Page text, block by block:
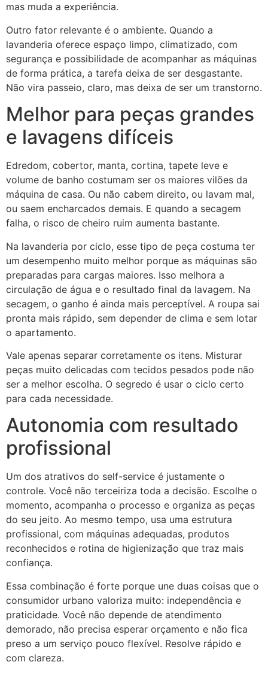
mas muda a experiência.
Outro fator relevante é o ambiente. Quando a
lavanderia oferece espaço limpo, climatizado, com
segurança e possibilidade de acompanhar as máquinas
de forma prática, a tarefa deixa de ser desgastante.
Não vira passeio, claro, mas deixa de ser um transtorno.
Melhor para peças grandes
e lavagens difíceis
Edredom, cobertor, manta, cortina, tapete leve e
volume de banho costumam ser os maiores vilões da
máquina de casa. Ou não cabem direito, ou lavam mal,
ou saem encharcados demais. E quando a secagem
falha, o risco de cheiro ruim aumenta bastante.
Na lavanderia por ciclo, esse tipo de peça costuma ter
um desempenho muito melhor porque as máquinas são
preparadas para cargas maiores. Isso melhora a
circulação de água e o resultado final da lavagem. Na
secagem, o ganho é ainda mais perceptível. A roupa sai
pronta mais rápido, sem depender de clima e sem lotar
o apartamento.
Vale apenas separar corretamente os itens. Misturar
peças muito delicadas com tecidos pesados pode não
ser a melhor escolha. O segredo é usar o ciclo certo
para cada necessidade.
Autonomia com resultado
profissional
Um dos atrativos do self-service é justamente o
controle. Você não terceiriza toda a decisão. Escolhe o
momento, acompanha o processo e organiza as peças
do seu jeito. Ao mesmo tempo, usa uma estrutura
profissional, com máquinas adequadas, produtos
reconhecidos e rotina de higienização que traz mais
confiança.
Essa combinação é forte porque une duas coisas que o
consumidor urbano valoriza muito: independência e
praticidade. Você não depende de atendimento
demorado, não precisa esperar orçamento e não fica
preso a um serviço pouco flexível. Resolve rápido e
com clareza.